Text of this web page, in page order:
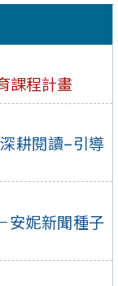
課程計畫
耕閱讀–引導
安妮新聞種子